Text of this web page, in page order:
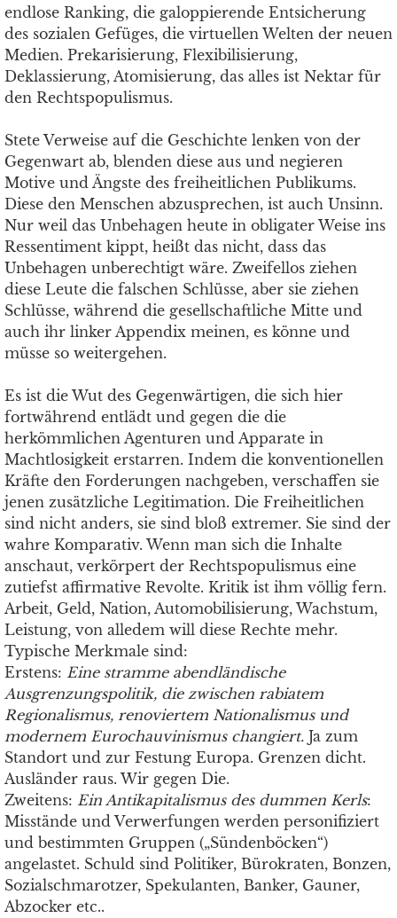
endlose Ranking, die galoppierende Entsicherung
des sozialen Gefüges, die virtuellen Welten der neuen
Medien. Prekarisierung, Flexibilisierung,
Deklassierung, Atomisierung, das alles ist Nektar für
den Rechtspopulismus.
Stete Verweise auf die Geschichte lenken von der
Gegenwart ab, blenden diese aus und negieren
Motive und Ängste des freiheitlichen Publikums.
Diese den Menschen abzusprechen, ist auch Unsinn.
Nur weil das Unbehagen heute in obligater Weise ins
Ressentiment kippt, heißt das nicht, dass das
Unbehagen unberechtigt wäre. Zweifellos ziehen
diese Leute die falschen Schlüsse, aber sie ziehen
Schlüsse, während die gesellschaftliche Mitte und
auch ihr linker Appendix meinen, es könne und
müsse so weitergehen.
Es ist die Wut des Gegenwärtigen, die sich hier
fortwährend entlädt und gegen die die
herkömmlichen Agenturen und Apparate in
Machtlosigkeit erstarren. Indem die konventionellen
Kräfte den Forderungen nachgeben, verschaffen sie
jenen zusätzliche Legitimation. Die Freiheitlichen
sind nicht anders, sie sind bloß extremer. Sie sind der
wahre Komparativ. Wenn man sich die Inhalte
anschaut, verkörpert der Rechtspopulismus eine
zutiefst affirmative Revolte. Kritik ist ihm völlig fern.
Arbeit, Geld, Nation, Automobilisierung, Wachstum,
Leistung, von alledem will diese Rechte mehr.
Typische Merkmale sind:
Erstens: Eine stramme abendländische
Ausgrenzungspolitik, die zwischen rabiatem
Regionalismus, renoviertem Nationalismus und
modernem Eurochauvinismus changiert. Ja zum
Standort und zur Festung Europa. Grenzen dicht.
Ausländer raus. Wir gegen Die.
Zweitens: Ein Antikapitalismus des dummen Kerls:
Misstände und Verwerfungen werden personifiziert
und bestimmten Gruppen („Sündenböcken“)
angelastet. Schuld sind Politiker, Bürokraten, Bonzen,
Sozialschmarotzer, Spekulanten, Banker, Gauner,
Abzocker etc..